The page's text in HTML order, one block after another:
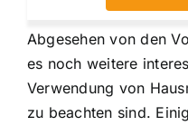
Abgesehen von den
es noch weitere
Verwendung von
zu beachten sind.